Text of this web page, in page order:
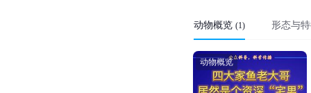
动物概览 (1) 形态与
动物概览